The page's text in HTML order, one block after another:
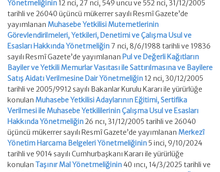
Yönetmeliğinin 12 nci, 27 nci, 549 uncu ve 552 nci, 31/12/2005
tarihli ve 26040 üçüncü mükerrer sayılı Resmî Gazete’de
yayımlanan Muhasebe Yetkilisi Mutemetlerinin
Görevlendirilmeleri, Yetkileri, Denetimi ve Çalışma Usul ve
Esasları Hakkında Yönetmeliğin 7 nci, 8/6/1988 tarihli ve 19836
sayılı Resmî Gazete’de yayımlanan Pul ve Değerli Kağıtların
Bayiler ve Yetkili Memurlar Vasıtası ile Sattırılmasına ve Bayilere
Satış Aidatı Verilmesine Dair Yönetmeliğin 12 nci, 30/12/2005
tarihli ve 2005/9912 sayılı Bakanlar Kurulu Kararı ile yürürlüğe
konulan Muhasebe Yetkilisi Adaylarının Eğitimi, Sertifika
Verilmesi ile Muhasebe Yetkililerinin Çalışma Usul ve Esasları
Hakkında Yönetmeliğin26 ncı, 31/12/2005 tarihli ve 26040
üçüncü mükerrer sayılı Resmî Gazete’de yayımlanan Merkezî
Yönetim Harcama Belgeleri Yönetmeliğinin 5 inci, 9/10/2024
tarihli ve 9014 sayılı Cumhurbaşkanı Kararı ile yürürlüğe
konulan Taşınır Mal Yönetmeliğinin 40 ıncı, 14/3/2025 tarihli ve